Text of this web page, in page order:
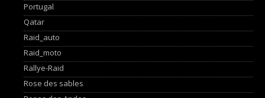
Portugal
Qatar
Raid_auto
Raid_moto
Rallye-Raid
Rose des sables